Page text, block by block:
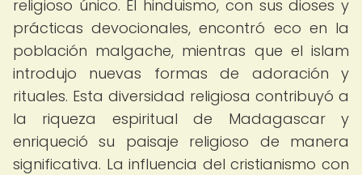
religioso único. El hinduismo, con sus dioses y
prácticas devocionales, encontró eco en la
población malgache, mientras que el islam
introdujo nuevas formas de adoración y
rituales. Esta diversidad religiosa contribuyó a
la riqueza espiritual de Madagascar y
enriqueció su paisaje religioso de manera
significativa. La influencia del cristianismo con